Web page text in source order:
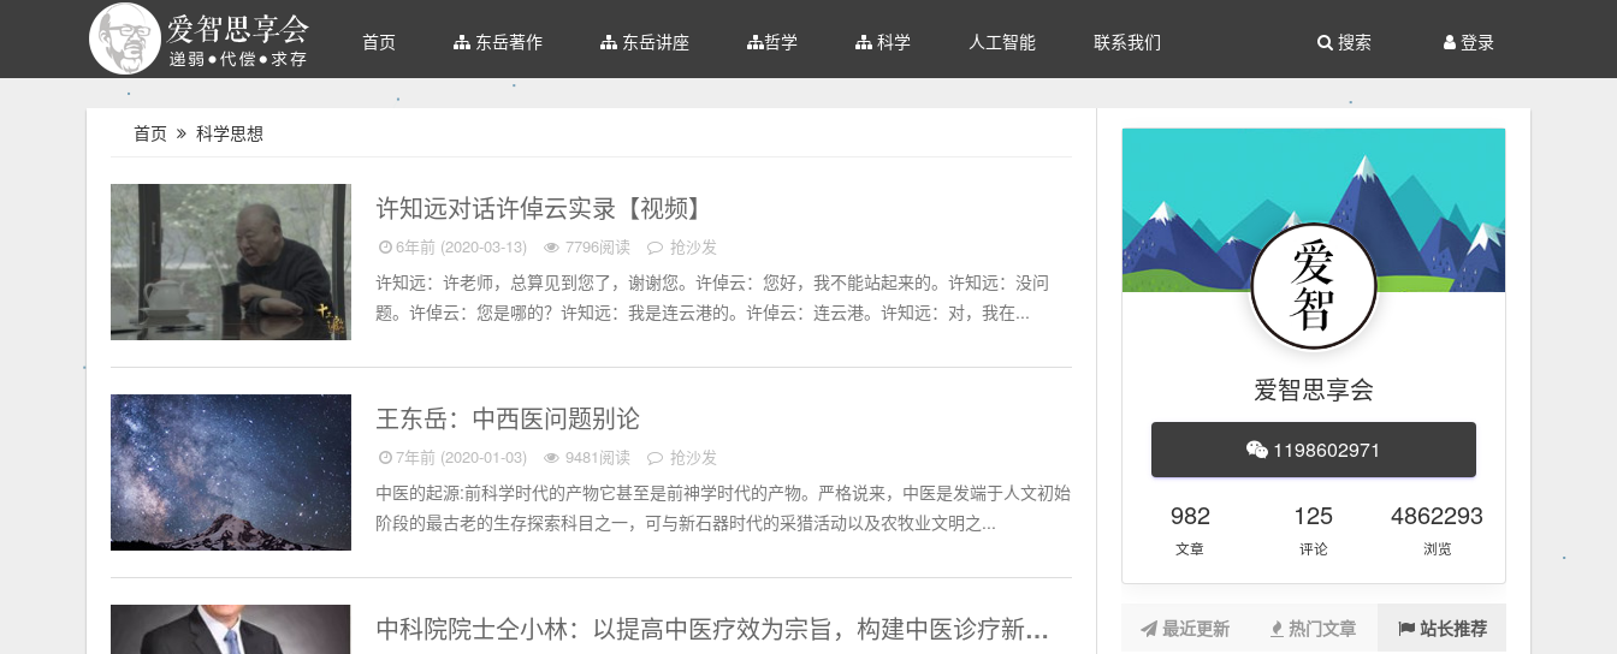
首页 东岳著作 东岳讲座 哲学 科学 人工智能 联系我们 登录
搜索
首页 科学思想
人文历史 许知远对话许倬云实录【视频】
6年前 (2020-03-13) 7796阅读 抢沙发
许知远：许老师，总算见到您了，谢谢您。许倬云：您好，我不能站起来的。许知远：没问
题。许倬云：您是哪的？许知远：我是连云港的。许倬云：连云港。许知远：对，我在...
中西医学 王东岳：中西医问题别论
7年前 (2020-01-03) 9481阅读 抢沙发
中医的起源:前科学时代的产物它甚至是前神学时代的产物。严格说来，中医是发端于人文初始
阶段的最古老的生存探索科目之一，可与新石器时代的采猎活动以及农牧业文明之...
中西医学 中科院院士仝小林：以提高中医疗效为宗旨，构建中医诊疗新体系
爱智思享会
1198602971
982
文章
125
评论
4862293
浏览
最近更新 热门文章 站长推荐